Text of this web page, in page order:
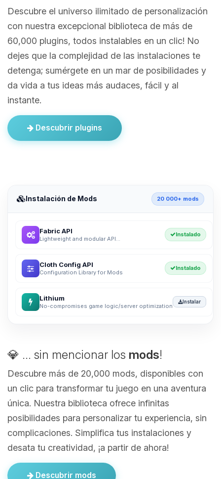
Descubre el universo ilimitado de personalización
con nuestra excepcional biblioteca de más de
60,000 plugins, todos instalables en un clic! No
dejes que la complejidad de las instalaciones te
detenga; sumérgete en un mar de posibilidades y
da vida a tus ideas más audaces, fácil y al
instante.
Descubrir plugins
Instalación de Mods 20 000+ mods
Fabric API
Lightweight and modular API...
Instalado
Cloth Config API
Configuration Library for Mods
Instalado
Lithium
No-compromises game logic/server optimization
Instalar
💎 ... sin mencionar los mods!
Descubre más de 20,000 mods, disponibles con
un clic para transformar tu juego en una aventura
única. Nuestra biblioteca ofrece infinitas
posibilidades para personalizar tu experiencia, sin
complicaciones. Simplifica tus instalaciones y
desata tu creatividad, ¡a partir de ahora!
Descubrir mods